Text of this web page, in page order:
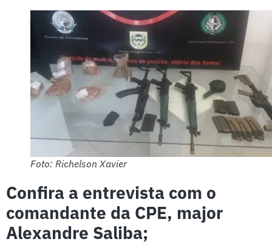
Foto: Richelson Xavier
Confira a entrevista com o
comandante da CPE, major
Alexandre Saliba;